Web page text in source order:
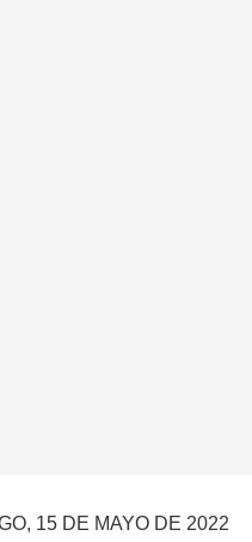
15 DE MAYO DE 2022